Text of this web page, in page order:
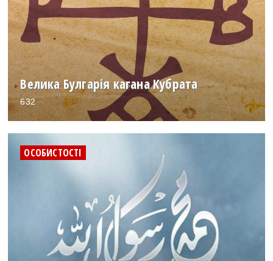
Велика Булгарія кагана Кубрата
632
ОСОБИСТОСТІ